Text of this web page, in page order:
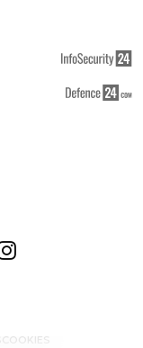
COOKIES